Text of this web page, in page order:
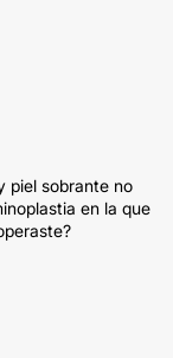
piel sobrante no
en la que